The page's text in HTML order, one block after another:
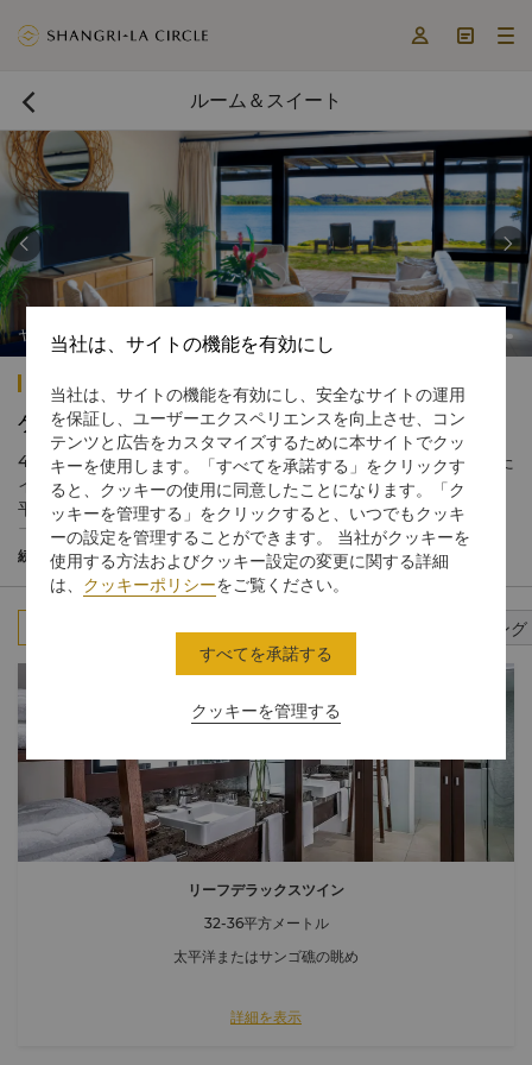
  
 ルーム＆スイート
ヤヌカ・ラグーン・ブレ
 
シャングリ・ラ ヤヌザ アイランド フィジー
ゲストルームとスイート
443室の客室、スイート、ブレは、すべてフィジーをイメージした
インテリアで、プライベートバルコニーを備え、思い出に残る太
平洋の眺めをお楽しみいただけます。リーフウィングの大人限定
プライベート区域にはインフィニティプールがあり、毎日無料の
サンセットドリンクとカナッペをご用意しております。
続きを読む
スタンダードルーム スイート コネクティング
リーフデラックスツイン
32-36平方メートル
太平洋またはサンゴ礁の眺め
詳細を表示
当社は、サイトの機能を有効にし
当社は、サイトの機能を有効にし、安全なサイトの運用
を保証し、ユーザーエクスペリエンスを向上させ、コン
テンツと広告をカスタマイズするために本サイトでクッ
キーを使用します。「すべてを承諾する」をクリックす
ると、クッキーの使用に同意したことになります。「ク
ッキーを管理する」をクリックすると、いつでもクッキ
ーの設定を管理することができます。 当社がクッキーを
使用する方法およびクッキー設定の変更に関する詳細
は、 クッキーポリシーをご覧ください。
クッキーを管理する
すべてを承諾する